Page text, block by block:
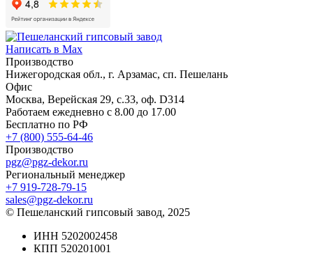
Написать в Max
Производство
Нижегородская обл., г. Арзамас, сп. Пешелань
Офис
Москва, Верейская 29, с.33, оф. D314
Работаем ежедневно с 8.00 до 17.00
Бесплатно по РФ
+7 (800) 555-64-46
Производство
pgz@pgz-dekor.ru
Региональный менеджер
+7 919-728-79-15
sales@pgz-dekor.ru
© Пешеланский гипсовый завод, 2025
ИНН 5202002458
КПП 520201001